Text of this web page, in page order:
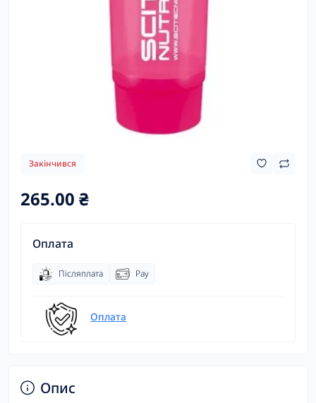
Закінчився
265.00 ₴
Оплата
Післяплата Pay
Оплата
Опис